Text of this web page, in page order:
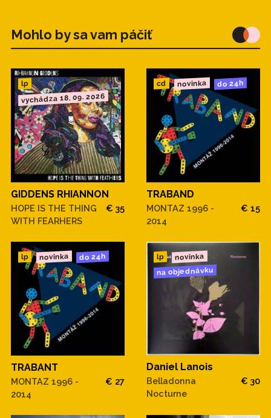
Mohlo by sa vam páčiť
lp
vychádza 18. 09. 2026
GIDDENS RHIANNON
HOPE IS THE THING
WITH FEARHERS
€ 35
cd novinka do 24h
TRABAND
MONTAZ 1996 -
2014
€ 15
lp novinka do 24h
TRABANT
MONTAZ 1996 -
2014
€ 27
lp novinka
na objednávku
Daniel Lanois
Belladonna
Nocturne
€ 30